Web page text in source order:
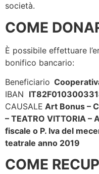
società.
COME
È possibile effettuare
bonifico bancario:
Beneficiario
IBAN
CAUSALE Art Bonus –
– TEATRO VITTORIA –
fiscale o P. Iva del
teatrale anno 2019
COME